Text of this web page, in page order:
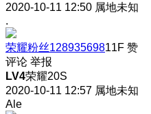
2020-10-11 12:50 属地未知
.
荣耀粉丝12893569811F 赞
评论 举报
LV4荣耀20S
2020-10-11 12:57 属地未知
Ale